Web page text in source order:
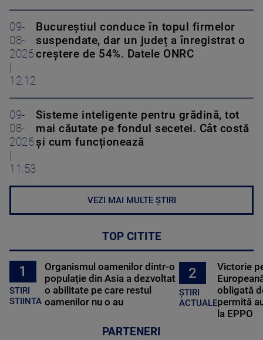
09-
08-
2026
|
12:12
Bucureștiul conduce în topul firmelor
suspendate, dar un județ a înregistrat o
creștere de 54%. Datele ONRC
09-
08-
2026
|
11:53
Sisteme inteligente pentru grădină, tot
mai căutate pe fondul secetei. Cât costă
și cum funcționează
VEZI MAI MULTE ȘTIRI
TOP CITITE
1
STIRI
STIINTA
Organismul oamenilor dintr-o
populație din Asia a dezvoltat
o abilitate pe care restul
oamenilor nu o au
2
ȘTIRI
ACTUALE
Victorie
obligată
permită
la EPPO
PARTENERI